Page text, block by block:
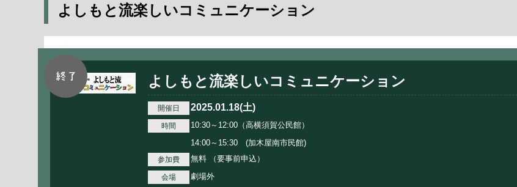
よしもと流楽しいコミュニケーション
よしもと流楽しいコミュニケーション
開催日 2025.01.18(土)
時間
10:30～12:00（高横須賀公民館）
14:00～15:30 (加木屋南市民館)
参加費 無料 （要事前申込）
会場 劇場外